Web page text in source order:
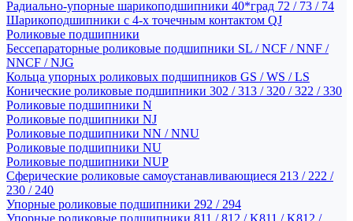
Радиально-упорные шарикоподшипники 40*град 72 / 73 / 74
Шарикоподшипники с 4-х точечным контактом QJ
Роликовые подшипники
Бессепараторные роликовые подшипники SL / NCF / NNF /
NNCF / NJG
Кольца упорных роликовых подшипников GS / WS / LS
Конические роликовые подшипники 302 / 313 / 320 / 322 / 330
Роликовые подшипники N
Роликовые подшипники NJ
Роликовые подшипники NN / NNU
Роликовые подшипники NU
Роликовые подшипники NUP
Сферические роликовые самоустанавливающиеся 213 / 222 /
230 / 240
Упорные роликовые подшипники 292 / 294
Упорные роликовые подшипники 811 / 812 / K811 / K812 /